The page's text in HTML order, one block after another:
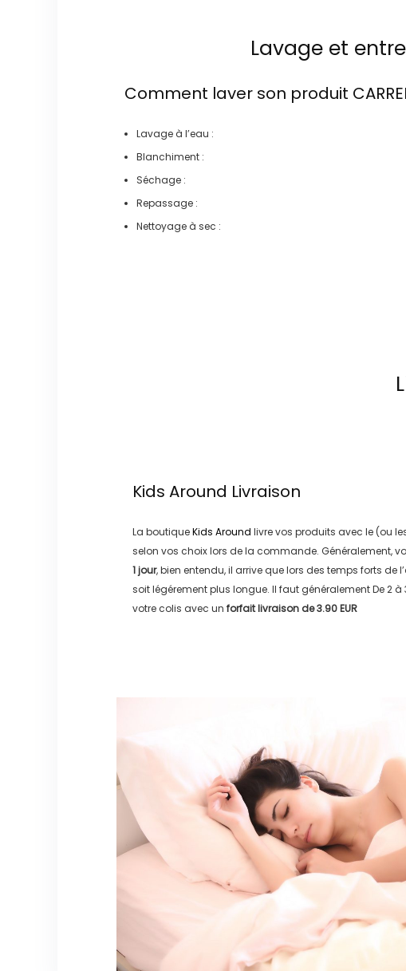
Lavage et
Comment laver son produit
Lavage à l’eau :
Blanchiment :
Séchage :
Repassage :
Nettoyage à sec :
Kids Around Livraison
La boutiqueKids Around livre vos produits avec le (ou
selon vos choix lors de la commande. Généralement,
1 jour, bien entendu, il arrive que lors des temps forts de
soit légérement plus longue. Il faut généralementDe 2 à
votre colis avec un forfait livraison de3.90 EUR